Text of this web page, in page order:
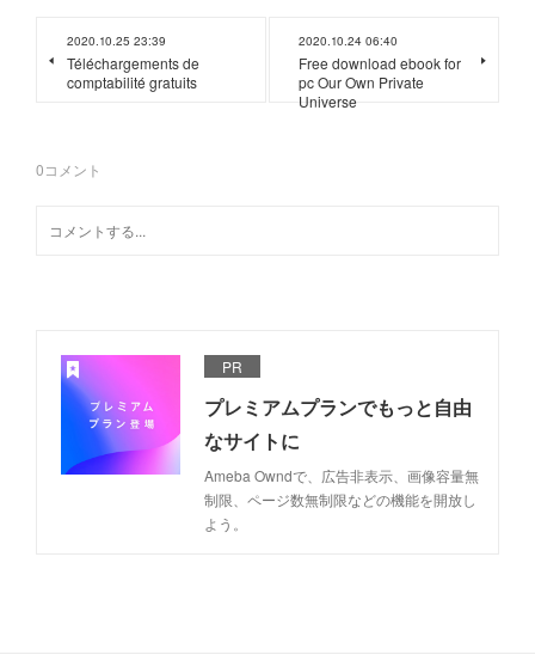
2020.10.25 23:39
Téléchargements de
comptabilité gratuits
2020.10.24 06:40
Free download ebook for
pc Our Own Private
Universe
0コメント
PR
プレミアムプランでもっと自由
なサイトに
Ameba Owndで、広告非表示、画像容量無
制限、ページ数無制限などの機能を開放し
よう。